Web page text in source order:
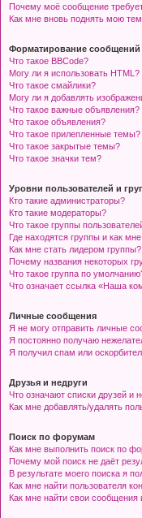
Почему моё сообщение
Как мне вновь поднять мою
Форматирование сообщений
Что такое BBCode?
Могу ли я использовать HTML?
Что такое смайлики?
Могу ли я добавлять
Что такое важные объявления?
Что такое объявления?
Что такое прилепленные темы?
Что такое закрытые темы?
Что такое значки тем?
Уровни пользователей и
Кто такие администраторы?
Кто такие модераторы?
Что такое группы
Где находятся группы и как
Как мне стать лидером группы?
Почему названия некоторых
Что такое группа по
Что означает ссылка «Наша
Личные сообщения
Я не могу отправить личные
Я постоянно получаю
Я получил спам или
Друзья и недруги
Что означают списки друзей и
Как мне добавлять/удалять
Поиск по форумам
Как мне выполнить поиск по
Почему мой поиск не даёт
В результате моего поиска я
Как мне найти пользователя
Как мне найти свои